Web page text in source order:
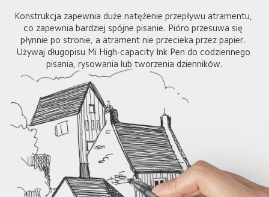
Konstrukcja zapewnia duże natężenie przepływu atramentu,
co zapewnia bardziej spójne pisanie. Pióro przesuwa się
płynnie po stronie, a atrament nie przecieka przez papier.
Używaj długopisu Mi High-capacity Ink Pen do codziennego
pisania, rysowania lub tworzenia dzienników.